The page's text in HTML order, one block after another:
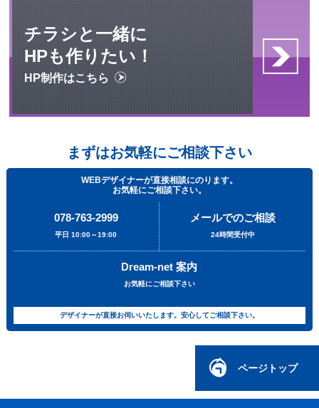
チラシと一緒に
HPも作りたい！
HP制作はこちら
まずはお気軽にご相談下さい
WEBデザイナーが直接相談にのります。
お気軽にご相談下さい。
078-763-2999
平日 10:00～19:00
メールでのご相談
24時間受付中
Dream-net 案内
お気軽にご相談下さい
デザイナーが直接お伺いいたします。安心してご相談下さい。
ページトップ